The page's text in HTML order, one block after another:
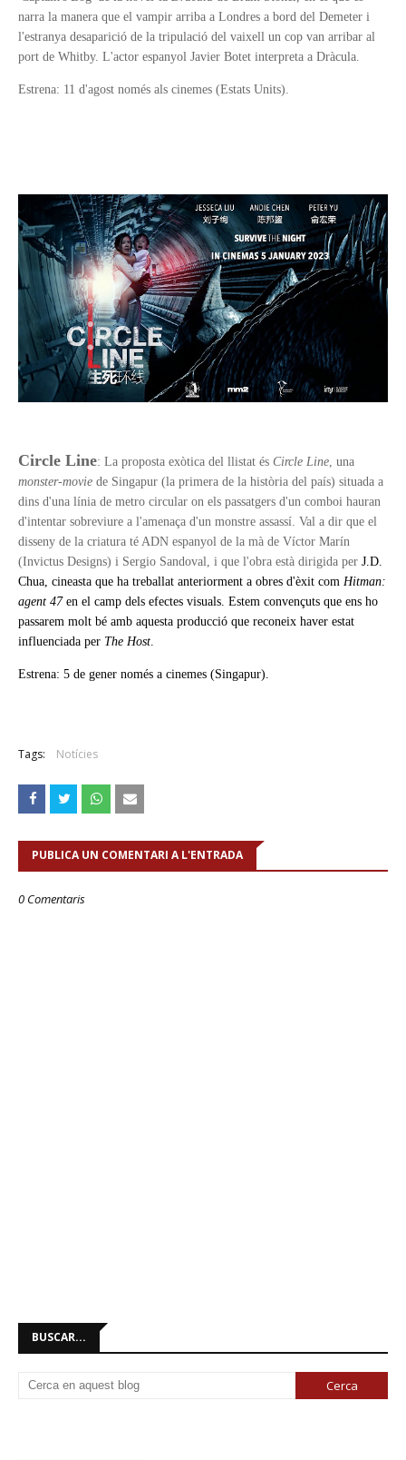
narra la manera que el vampir arriba a Londres a bord del Demeter i
l'estranya desaparició de la tripulació del vaixell un cop van arribar al
port de Whitby. L'actor espanyol Javier Botet interpreta a Dràcula.
Estrena: 11 d'agost només als cinemes (Estats Units).
Circle Line: La proposta exòtica del llistat és Circle Line, una
monster-movie de Singapur (la primera de la història del país) situada a
dins d'una línia de metro circular on els passatgers d'un comboi hauran
d'intentar sobreviure a l'amenaça d'un monstre assassí. Val a dir que el
disseny de la criatura té ADN espanyol de la mà de Víctor Marín
(Invictus Designs) i Sergio Sandoval, i que l'obra està dirigida per J.D.
Chua, cineasta que ha treballat anteriorment a obres d'èxit com Hitman:
agent 47en el camp dels efectes visuals. Estem convençuts que ens ho
passarem molt bé amb aquesta producció que reconeix haver estat
influenciada per The Host.
Estrena: 5 de gener només a cinemes (Singapur).
Tags: Notícies
PUBLICA UN COMENTARI A L'ENTRADA
0 Comentaris
BUSCAR...